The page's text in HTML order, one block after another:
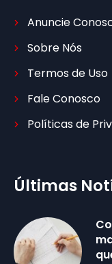
Anuncie
Sobre Nós
Termos de Uso
Fale Conosco
Políticas de
Últimas